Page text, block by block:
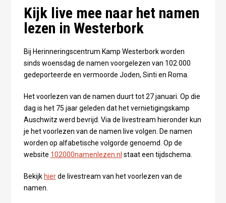
Kijk live mee naar het namen
lezen in Westerbork
Bij Herinneringscentrum Kamp Westerbork worden
sinds woensdag de namen voorgelezen van 102.000
gedeporteerde en vermoorde Joden, Sinti en Roma.
Het voorlezen van de namen duurt tot 27 januari. Op die
dag is het 75 jaar geleden dat het vernietigingskamp
Auschwitz werd bevrijd. Via de livestream hieronder kun
je het voorlezen van de namen live volgen. De namen
worden op alfabetische volgorde genoemd. Op de
website 102000namenlezen.nl staat een tijdschema.
Bekijk hierde livestream van het voorlezen van de
namen.